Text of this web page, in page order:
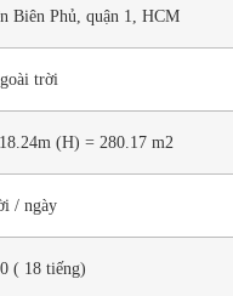
Biên Phủ, quận 1, HCM
trời
(H) = 280.17 m2
/ ngày
( 18 tiếng)